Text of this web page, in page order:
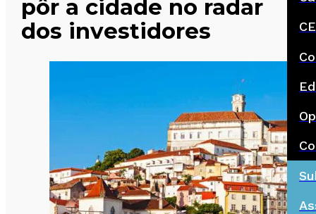
pôr a cidade no radar
dos investidores